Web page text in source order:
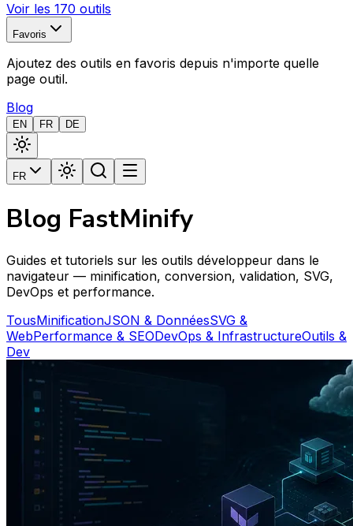
Voir les 170 outils
Favoris
Ajoutez des outils en favoris depuis n'importe quelle
page outil.
Blog
EN FR DE
FR
Blog FastMinify
Guides et tutoriels sur les outils développeur dans le
navigateur — minification, conversion, validation, SVG,
DevOps et performance.
TousMinificationJSON & DonnéesSVG &
WebPerformance & SEODevOps & InfrastructureOutils &
Dev